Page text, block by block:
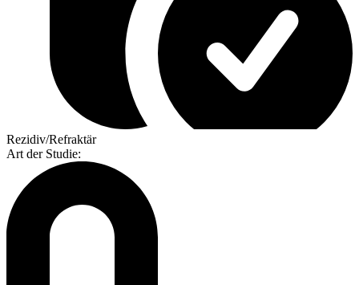
Rezidiv/Refraktär
Art der Studie: